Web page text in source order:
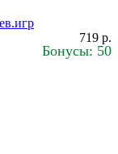
719 р.
Бонусы: 50